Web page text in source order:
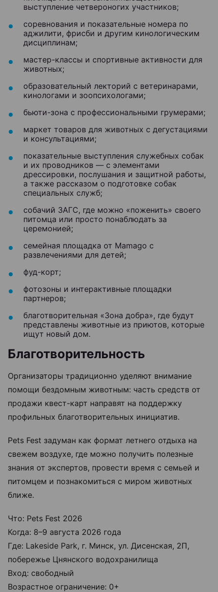
выступление четвероногих участников;
соревнования и показательные номера по
аджилити, фрисби и другим кинологическим
дисциплинам;
мастер-классы и спортивные активности для
животных;
образовательный лекторий с ветеринарами,
кинологами и зоопсихологами;
бьюти-зона с профессиональными грумерами;
маркет товаров для животных с дегустациями
и консультациями;
показательные выступления служебных собак
и их проводников — с элементами
дрессировки, послушания и защитной работы,
а также рассказом о подготовке собак
специальных служб;
собачий ЗАГС, где можно «поженить» своего
питомца или просто понаблюдать за
церемонией;
семейная площадка от Mamago с
развлечениями для детей;
фуд-корт;
фотозоны и интерактивные площадки
партнеров;
благотворительная «Зона добра», где будут
представлены животные из приютов, которые
ищут новый дом.
Благотворительность
Организаторы традиционно уделяют внимание
помощи бездомным животным: часть средств от
продажи квест-карт направят на поддержку
профильных благотворительных инициатив.
Pets Fest задуман как формат летнего отдыха на
свежем воздухе, где можно получить полезные
знания от экспертов, провести время с семьей и
питомцем и познакомиться с миром животных
ближе.
Что: Pets Fest 2026
Когда: 8–9 августа 2026 года
Где: Lakeside Park, г. Минск, ул. Дисенская, 2П,
побережье Цнянского водохранилища
Вход: свободный
Возрастное ограничение: 0+